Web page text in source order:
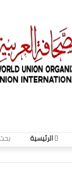
الرئيسية
بحث